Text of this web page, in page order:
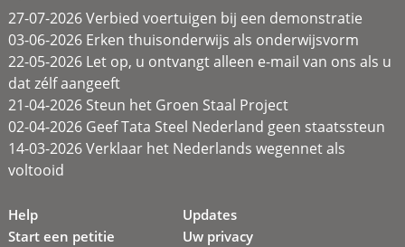
27-07-2026 Verbied voertuigen bij een demonstratie
03-06-2026 Erken thuisonderwijs als onderwijsvorm
22-05-2026 Let op, u ontvangt alleen e-mail van ons als u
dat zélf aangeeft
21-04-2026 Steun het Groen Staal Project
02-04-2026 Geef Tata Steel Nederland geen staatssteun
14-03-2026 Verklaar het Nederlands wegennet als
voltooid
Help
Start een petitie
Updates
Uw privacy